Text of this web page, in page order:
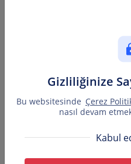
KAMUNUN
İKMAL VE LOJİSTİK
DENİZ NAKLİYE
Gizliliğinize
Bu websitesinde Çerez
nasıl devam
Kabul